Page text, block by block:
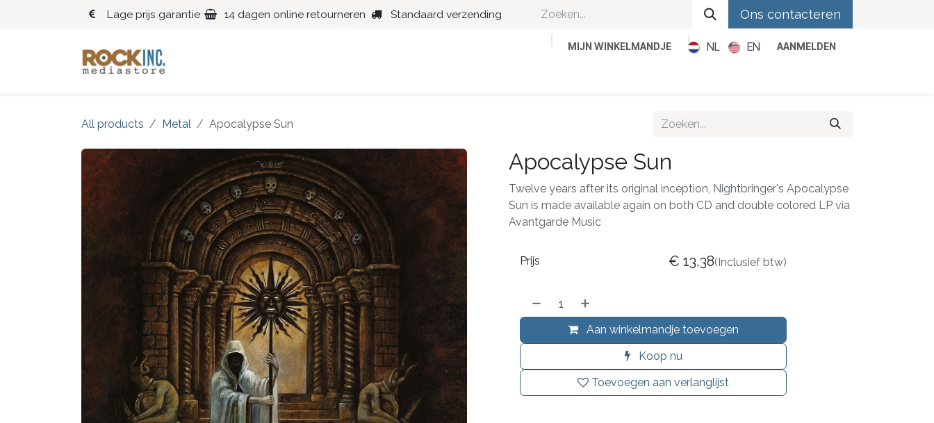
Overslaan naar inhoud
Lage prijs garantie 14 dagen online retourneren Standaard verzending Ons contacteren
MIJN WINKELMANDJE NL EN AANMELDEN
All products Metal Apocalypse Sun
Apocalypse Sun
Twelve years after its original inception, Nightbringer's Apocalypse
Sun is made available again on both CD and double colored LP via
Avantgarde Music
Aan winkelmandje toevoegen
Koop nu
Toevoegen aan verlanglijst
Prijs € 13,38(Inclusief btw)